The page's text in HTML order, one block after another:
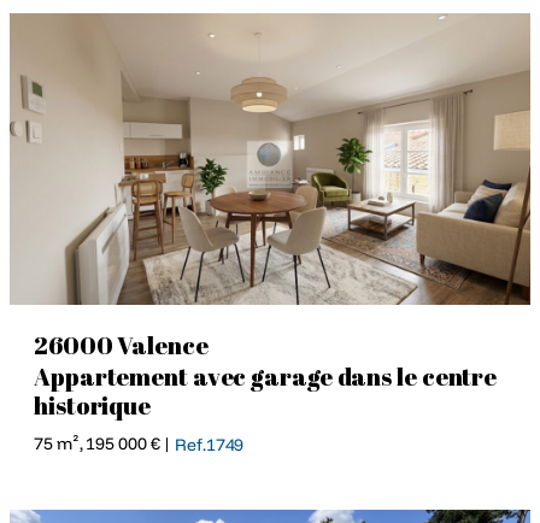
26000 Valence
Appartement avec garage dans le centre
historique
75 m², 195 000 € | Ref.1749